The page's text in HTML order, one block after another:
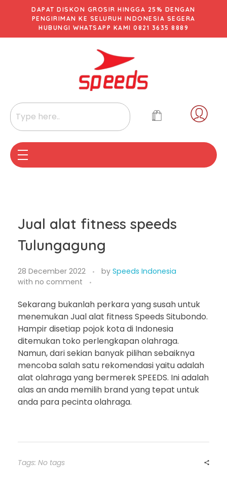
DAPAT DISKON GROSIR HINGGA 25% DENGAN
PENGIRIMAN KE SELURUH INDONESIA SEGERA
HUBUNGI WHATSAPP KAMI 0821 3635 8889
Jual alat fitness speeds
Tulungagung
28 December 2022 by Speeds Indonesia
with no comment
Sekarang bukanlah perkara yang susah untuk
menemukan Jual alat fitness Speeds Situbondo.
Hampir disetiap pojok kota di Indonesia
ditemukan toko perlengkapan olahraga.
Namun, dari sekian banyak pilihan sebaiknya
mencoba salah satu rekomendasi yaitu adalah
alat olahraga yang bermerek SPEEDS. Ini adalah
alas an anda memilih brand yang tepat untuk
anda para pecinta olahraga.
Tags: No tags